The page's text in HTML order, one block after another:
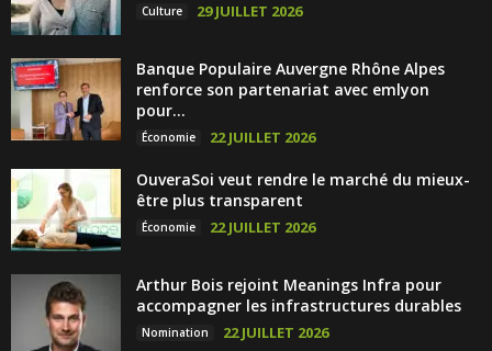
Culture 29 JUILLET 2026
Banque Populaire Auvergne Rhône Alpes
renforce son partenariat avec emlyon
pour...
Économie 22 JUILLET 2026
OuveraSoi veut rendre le marché du mieux-
être plus transparent
Économie 22 JUILLET 2026
Arthur Bois rejoint Meanings Infra pour
accompagner les infrastructures durables
Nomination 22 JUILLET 2026